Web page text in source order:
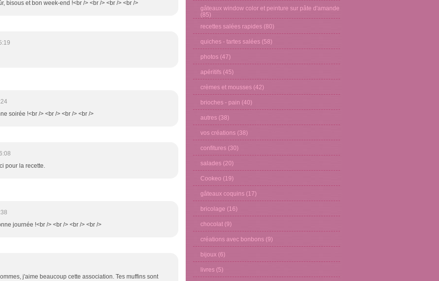
bisous et bon week-end !<br /> <br /> <br /> <br />
soirée !<br /> <br /> <br /> <br />
pour la recette.
journée !<br /> <br /> <br /> <br />
j'aime beaucoup cette association. Tes muffins sont
gâteaux window color et peinture sur pâte d'amande
(85)
recettes salées rapides (80)
quiches - tartes salées (58)
photos (47)
apéritifs (45)
crèmes et mousses (42)
brioches - pain (40)
autres (38)
vos créations (38)
confitures (30)
salades (20)
Cookeo (19)
gâteaux coquins (17)
bricolage (16)
chocolat (9)
créations avec bonbons (9)
bijoux (6)
livres (5)